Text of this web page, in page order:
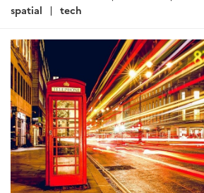
spatial
tech